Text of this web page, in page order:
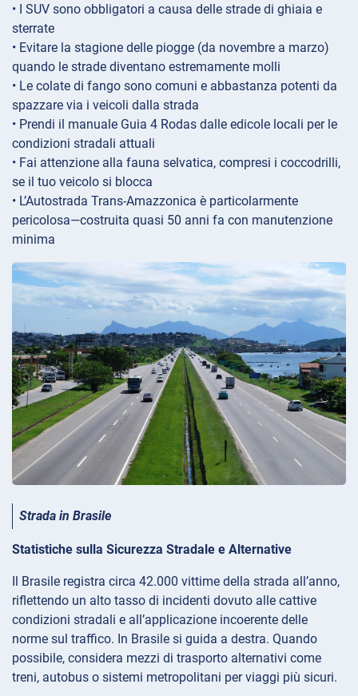
• I SUV sono obbligatori a causa delle strade di ghiaia e
sterrate
• Evitare la stagione delle piogge (da novembre a marzo)
quando le strade diventano estremamente molli
• Le colate di fango sono comuni e abbastanza potenti da
spazzare via i veicoli dalla strada
• Prendi il manuale Guia 4 Rodas dalle edicole locali per le
condizioni stradali attuali
• Fai attenzione alla fauna selvatica, compresi i coccodrilli,
se il tuo veicolo si blocca
• L’Autostrada Trans-Amazzonica è particolarmente
pericolosa—costruita quasi 50 anni fa con manutenzione
minima
Strada in Brasile
Statistiche sulla Sicurezza Stradale e Alternative
Il Brasile registra circa 42.000 vittime della strada all’anno,
riflettendo un alto tasso di incidenti dovuto alle cattive
condizioni stradali e all’applicazione incoerente delle
norme sul traffico. In Brasile si guida a destra. Quando
possibile, considera mezzi di trasporto alternativi come
treni, autobus o sistemi metropolitani per viaggi più sicuri.